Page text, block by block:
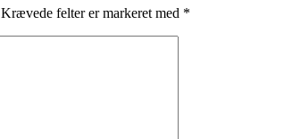
Krævede felter er markeret med *